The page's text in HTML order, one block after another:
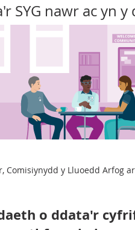
SYG nawr ac yn y
Comisiynydd y Lluoedd Arfog
o ddata'r